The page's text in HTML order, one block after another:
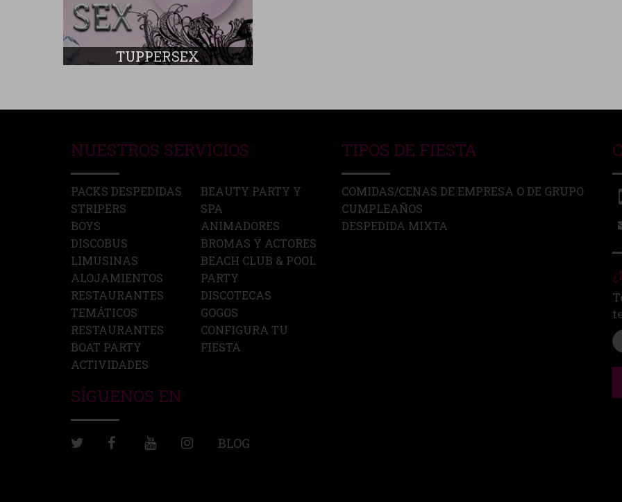
TUPPERSEX
NUESTROS SERVICIOS
PACKS DESPEDIDAS
STRIPERS
BOYS
DISCOBUS
LIMUSINAS
ALOJAMIENTOS
RESTAURANTES
TEMÁTICOS
RESTAURANTES
BOAT PARTY
ACTIVIDADES
BEAUTY PARTY Y
SPA
ANIMADORES
BROMAS Y ACTORES
BEACH CLUB & POOL
PARTY
DISCOTECAS
GOGOS
CONFIGURA TU
FIESTA
SÍGUENOS EN
BLOG
TIPOS DE FIESTA
COMIDAS/CENAS DE EMPRESA O DE GRUPO
CUMPLEAÑOS
DESPEDIDA MIXTA